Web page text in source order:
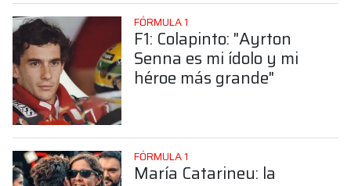
FÓRMULA 1
F1: Colapinto: "Ayrton
Senna es mi ídolo y mi
héroe más grande"
FÓRMULA 1
María Catarineu: la